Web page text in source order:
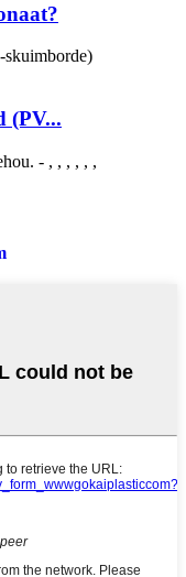
(PV...
- , , , , , ,